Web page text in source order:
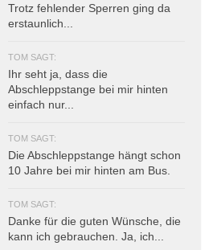
Trotz fehlender Sperren ging da
erstaunlich...
TOM SAGT:
Ihr seht ja, dass die
Abschleppstange bei mir hinten
einfach nur...
TOM SAGT:
Die Abschleppstange hängt schon
10 Jahre bei mir hinten am Bus.
TOM SAGT:
Danke für die guten Wünsche, die
kann ich gebrauchen. Ja, ich...